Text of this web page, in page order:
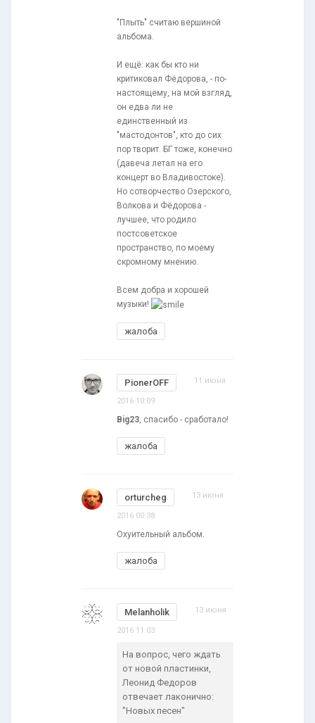
"Плыть" считаю вершиной
альбома.
И ещё: как бы кто ни
критиковал Фёдорова, - по-
настоящему, на мой взгляд,
он едва ли не
единственный из
"мастодонтов", кто до сих
пор творит. БГ тоже, конечно
(давеча летал на его
концерт во Владивостоке).
Но сотворчество Озерского,
Волкова и Фёдорова -
лучшее, что родило
постсоветское
пространство, по моему
скромному мнению.
Всем добра и хорошей
музыки!
жалоба
PionerOFF 11 июня
2016 10:09
Big23 , спасибо - сработало!
жалоба
orturcheg 13 июня
2016 00:38
Охуительный альбом.
жалоба
Melanholik 13 июня
2016 11:03
На вопрос, чего ждать
от новой пластинки,
Леонид Федоров
отвечает лаконично:
"Новых песен"